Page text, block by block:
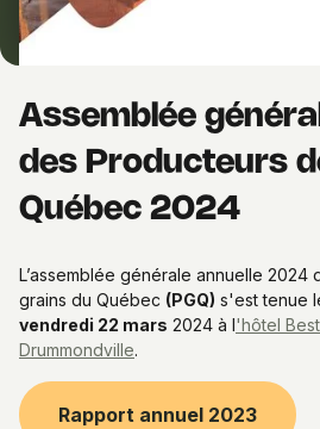
Assemblée
des Producteurs
Québec 2024
L’assemblée générale annuelle 2024
grains du Québec (PGQ) s'est tenue
vendredi 22 mars 2024 à l'hôtel
Drummondville.
Rapport annuel 2023